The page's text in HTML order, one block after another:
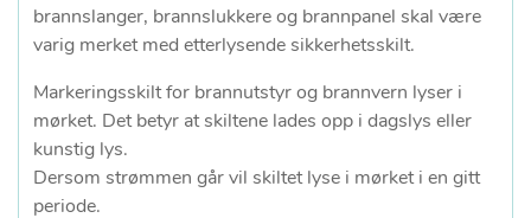
brannslanger, brannslukkere og brannpanel skal være
varig merket med etterlysende sikkerhetsskilt.
Markeringsskilt for brannutstyr og brannvern lyser i
mørket. Det betyr at skiltene lades opp i dagslys eller
kunstig lys.
Dersom strømmen går vil skiltet lyse i mørket i en gitt
periode.